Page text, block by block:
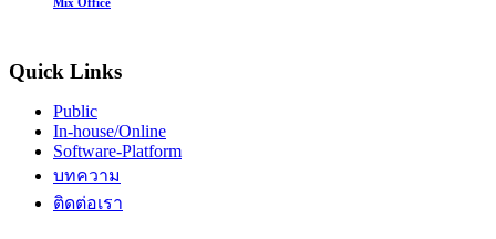
Mix Office
Quick Links
Public
In-house/Online
Software-Platform
บทความ
ติดต่อเรา